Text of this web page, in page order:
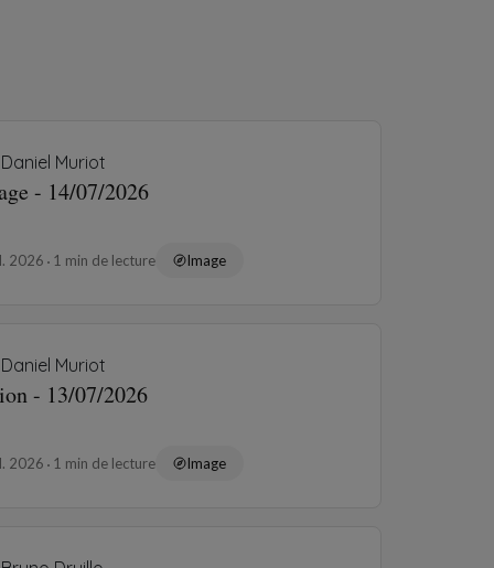
Daniel Muriot
- 14/07/2026
2026 1 min de lecture Image
Daniel Muriot
- 13/07/2026
2026 1 min de lecture Image